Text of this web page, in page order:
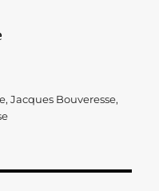
,Jacques Bouveresse,